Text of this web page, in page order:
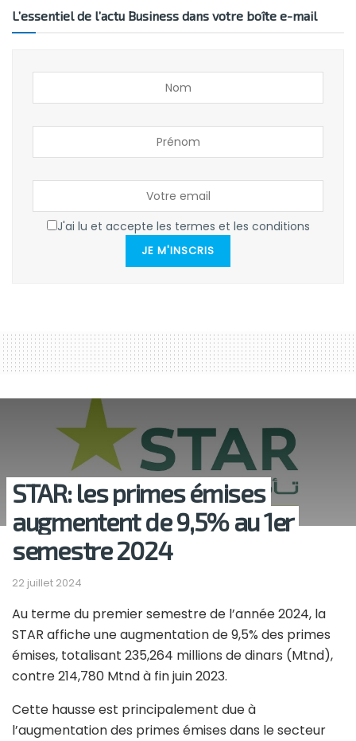
L’essentiel de l’actu Business dans votre boîte e-mail
J'ai lu et accepte les termes et les conditions
JE M'INSCRIS
STAR: les primes émises
augmentent de 9,5% au 1er
semestre 2024
22 juillet 2024
Au terme du premier semestre de l’année 2024, la
STAR affiche une augmentation de 9,5% des primes
émises, totalisant 235,264 millions de dinars (Mtnd),
contre 214,780 Mtnd à fin juin 2023.
Cette hausse est principalement due à
l’augmentation des primes émises dans le secteur